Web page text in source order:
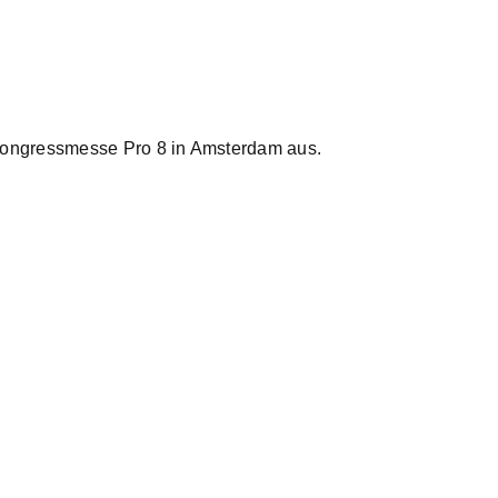
Pro 8 in Amsterdam aus.